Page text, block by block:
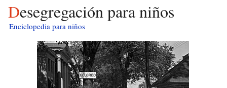
Desegregación para niños
Enciclopedia para niños